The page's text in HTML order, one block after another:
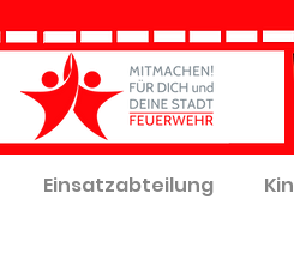
Einsatzabteilung